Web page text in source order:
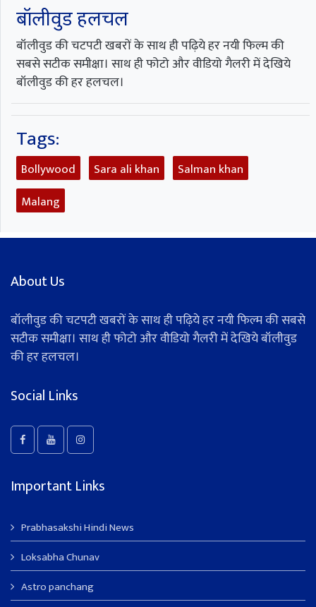
बॉलीवुड हलचल
बॉलीवुड की चटपटी खबरों के साथ ही पढ़िये हर नयी फिल्म की
सबसे सटीक समीक्षा। साथ ही फोटो और वीडियो गैलरी में देखिये
बॉलीवुड की हर हलचल।
Tags:
Bollywood Sara ali khan
Salman khan
Malang
About Us
बॉलीवुड की चटपटी खबरों के साथ ही पढ़िये हर नयी फिल्म की सबसे
सटीक समीक्षा। साथ ही फोटो और वीडियो गैलरी में देखिये बॉलीवुड
की हर हलचल।
Social Links
Important Links
Prabhasakshi Hindi News
Loksabha Chunav
Astro panchang